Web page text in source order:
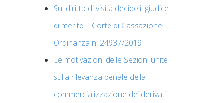
Sul diritto di visita decide il giudice
di merito – Corte di Cassazione –
Ordinanza n. 24937/2019
Le motivazioni delle Sezioni unite
sulla rilevanza penale della
commercializzazione dei derivati